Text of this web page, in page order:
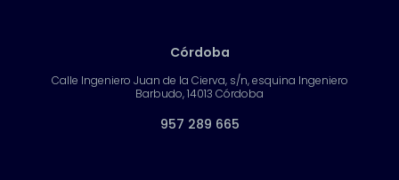
Córdoba
Calle Ingeniero Juan de la Cierva, s/n, esquina Ingeniero
Barbudo, 14013 Córdoba
957 289 665